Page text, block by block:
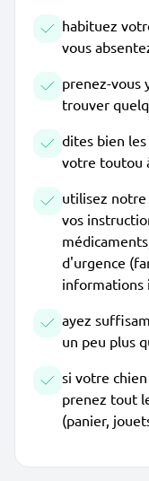
habituez
vous
prenez-vous
trouver
dites bien
votre toutou
utilisez
vos
d'urgence
informations
ayez
un peu plus
si votre
prenez tout
(panier,